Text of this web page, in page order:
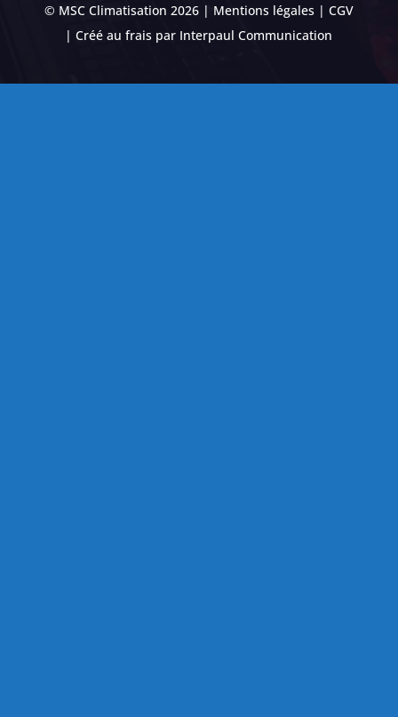
© MSC Climatisation 2026 | Mentions légales| CGV
| Créé au frais par Interpaul Communication